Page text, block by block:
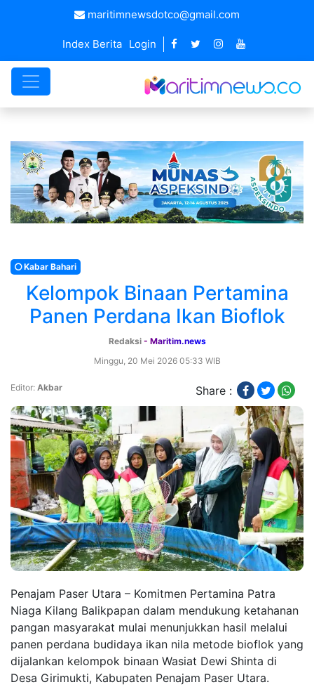
maritimnewsdotco@gmail.com
Index Berita Login
Kabar Bahari
Kelompok Binaan Pertamina
Panen Perdana Ikan Bioflok
Redaksi - Maritim.news
Minggu, 20 Mei 2026 05:33 WIB
Editor: Akbar Share :
Penajam Paser Utara – Komitmen Pertamina Patra
Niaga Kilang Balikpapan dalam mendukung ketahanan
pangan masyarakat mulai menunjukkan hasil melalui
panen perdana budidaya ikan nila metode bioflok yang
dijalankan kelompok binaan Wasiat Dewi Shinta di
Desa Girimukti, Kabupaten Penajam Paser Utara.